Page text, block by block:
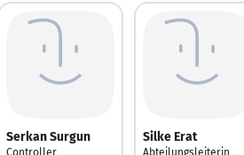
Serkan Surgun
Controller
Silke Erat
Abteilungsleiterin